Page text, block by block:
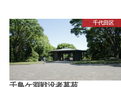
千代田区